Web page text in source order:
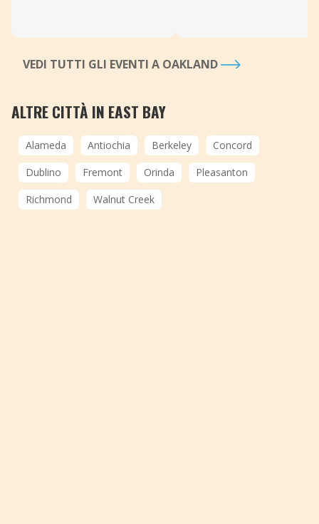
VEDI TUTTI GLI EVENTI A OAKLAND
ALTRE CITTÀ IN EAST BAY
Alameda Antiochia Berkeley
Concord
Dublino
Fremont Orinda
Pleasanton
Richmond
Walnut Creek